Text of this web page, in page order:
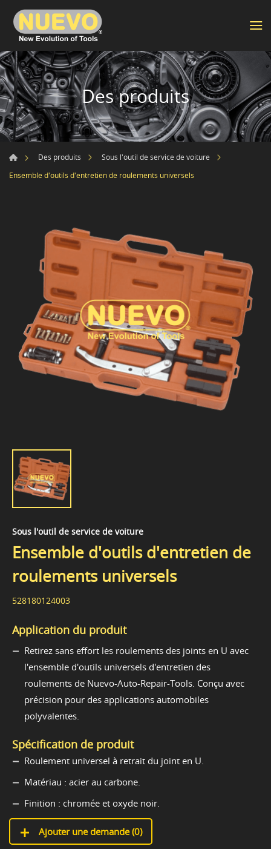
Des produits
Des produits
Sous l'outil de service de voiture
Ensemble d'outils d'entretien de roulements universels
Sous l'outil de service de voiture
Ensemble d'outils d'entretien de
roulements universels
528180124003
Application du produit
Retirez sans effort les roulements des joints en U avec
l'ensemble d'outils universels d'entretien des
roulements de Nuevo-Auto-Repair-Tools. Conçu avec
précision pour des applications automobiles
polyvalentes.
Spécification de produit
Roulement universel à retrait du joint en U.
Matériau : acier au carbone.
Finition : chromée et oxyde noir.
Ajouter une demande (0)